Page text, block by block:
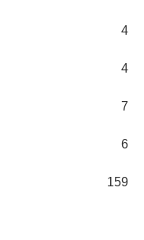
4
4
7
6
159